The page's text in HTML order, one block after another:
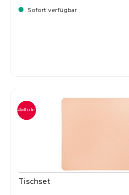
Sofort verfügbar
Tischset